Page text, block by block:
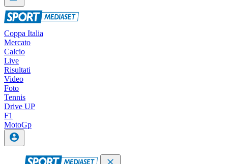
Coppa Italia
Mercato
Calcio
Live
Risultati
Video
Foto
Tennis
Drive UP
F1
MotoGp